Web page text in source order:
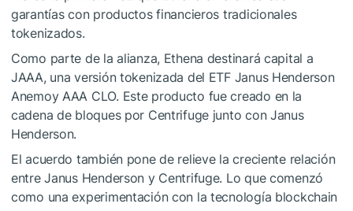
garantías con productos financieros tradicionales
tokenizados.
Como parte de la alianza, Ethena destinará capital a
JAAA, una versión tokenizada del ETF Janus Henderson
Anemoy AAA CLO. Este producto fue creado en la
cadena de bloques por Centrifuge junto con Janus
Henderson.
El acuerdo también pone de relieve la creciente relación
entre Janus Henderson y Centrifuge. Lo que comenzó
como una experimentación con la tecnología blockchain